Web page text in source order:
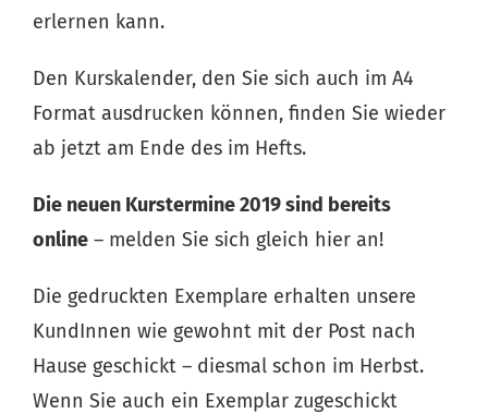
erlernen kann.
Den Kurskalender, den Sie sich auch im A4
Format ausdrucken können, finden Sie wieder
ab jetzt am Ende des im Hefts.
Die neuen Kurstermine 2019 sind bereits
online – melden Sie sich gleich hier an!
Die gedruckten Exemplare erhalten unsere
KundInnen wie gewohnt mit der Post nach
Hause geschickt – diesmal schon im Herbst.
Wenn Sie auch ein Exemplar zugeschickt